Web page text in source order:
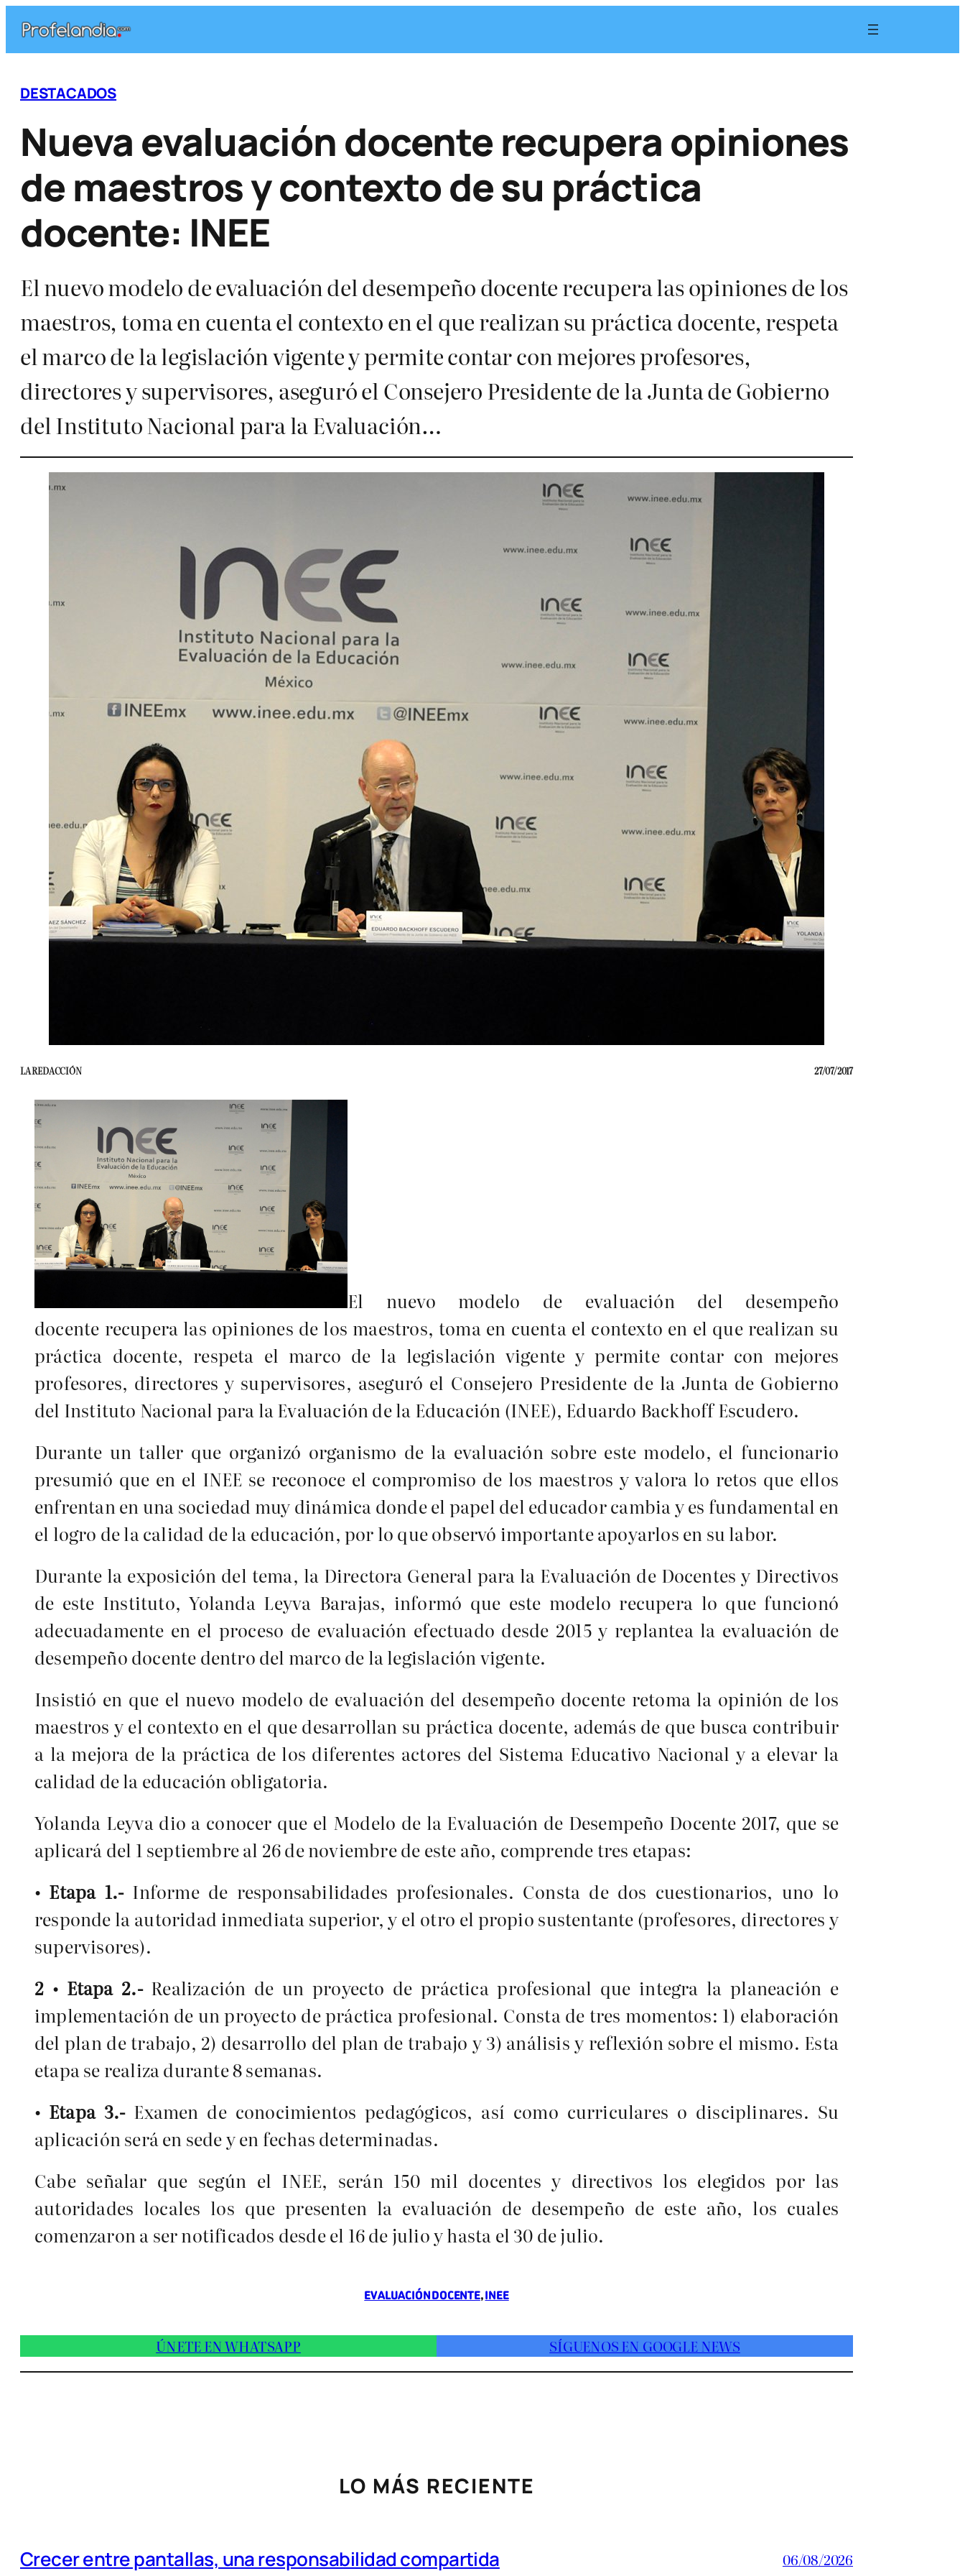
contenido
DESTACADOS
Nueva evaluación docente recupera opiniones
de maestros y contexto de su práctica
docente: INEE
El nuevo modelo de evaluación del desempeño docente recupera las opiniones de los
maestros, toma en cuenta el contexto en el que realizan su práctica docente, respeta
el marco de la legislación vigente y permite contar con mejores profesores,
directores y supervisores, aseguró el Consejero Presidente de la Junta de Gobierno
del Instituto Nacional para la Evaluación…
LA REDACCIÓN 27/07/2017
El nuevo modelo de evaluación del desempeño
docente recupera las opiniones de los maestros, toma en cuenta el contexto en el que realizan su
práctica docente, respeta el marco de la legislación vigente y permite contar con mejores
profesores, directores y supervisores, aseguró el Consejero Presidente de la Junta de Gobierno
del Instituto Nacional para la Evaluación de la Educación (INEE), Eduardo Backhoff Escudero.
Durante un taller que organizó organismo de la evaluación sobre este modelo, el funcionario
presumió que en el INEE se reconoce el compromiso de los maestros y valora lo retos que ellos
enfrentan en una sociedad muy dinámica donde el papel del educador cambia y es fundamental en
el logro de la calidad de la educación, por lo que observó importante apoyarlos en su labor.
Durante la exposición del tema, la Directora General para la Evaluación de Docentes y Directivos
de este Instituto, Yolanda Leyva Barajas, informó que este modelo recupera lo que funcionó
adecuadamente en el proceso de evaluación efectuado desde 2015 y replantea la evaluación de
desempeño docente dentro del marco de la legislación vigente.
Insistió en que el nuevo modelo de evaluación del desempeño docente retoma la opinión de los
maestros y el contexto en el que desarrollan su práctica docente, además de que busca contribuir
a la mejora de la práctica de los diferentes actores del Sistema Educativo Nacional y a elevar la
calidad de la educación obligatoria.
Yolanda Leyva dio a conocer que el Modelo de la Evaluación de Desempeño Docente 2017, que se
aplicará del 1 septiembre al 26 de noviembre de este año, comprende tres etapas:
• Etapa 1.-Informe de responsabilidades profesionales. Consta de dos cuestionarios, uno lo
responde la autoridad inmediata superior, y el otro el propio sustentante (profesores, directores y
supervisores).
2 • Etapa 2.-Realización de un proyecto de práctica profesional que integra la planeación e
implementación de un proyecto de práctica profesional. Consta de tres momentos: 1) elaboración
del plan de trabajo, 2) desarrollo del plan de trabajo y 3) análisis y reflexión sobre el mismo. Esta
etapa se realiza durante 8 semanas.
• Etapa 3.-Examen de conocimientos pedagógicos, así como curriculares o disciplinares. Su
aplicación será en sede y en fechas determinadas.
Cabe señalar que según el INEE, serán 150 mil docentes y directivos los elegidos por las
autoridades locales los que presenten la evaluación de desempeño de este año, los cuales
comenzaron a ser notificados desde el 16 de julio y hasta el 30 de julio.
EVALUACIÓN DOCENTE, INEE
ÚNETE EN WHATSAPP SÍGUENOS EN GOOGLE NEWS
LO MÁS RECIENTE
Crecer entre pantallas, una responsabilidad compartida 06/08/2026